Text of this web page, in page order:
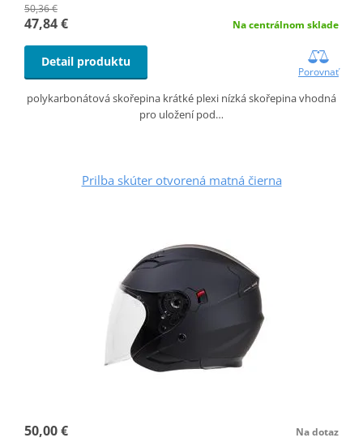
50,36 €
47,84 € Na centrálnom sklade
Detail produktu
Porovnať
polykarbonátová skořepina krátké plexi nízká skořepina vhodná
pro uložení pod…
Prilba skúter otvorená matná čierna
50,00 € Na dotaz